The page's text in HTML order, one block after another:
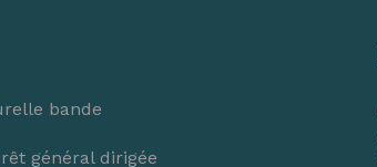
bande
général dirigée